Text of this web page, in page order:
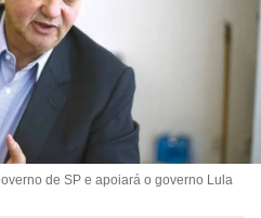
de SP e apoiará o governo Lula